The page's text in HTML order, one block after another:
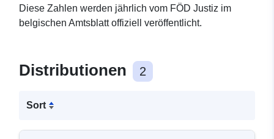
Diese Zahlen werden jährlich vom FÖD Justiz im
belgischen Amtsblatt offiziell veröffentlicht.
Distributionen 2
Sort